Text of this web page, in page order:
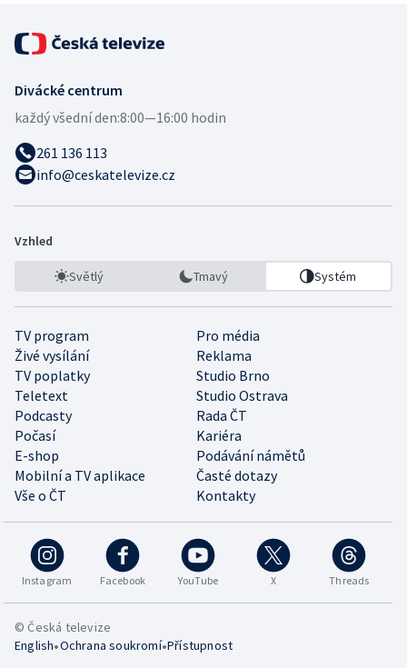
Divácké centrum
každý všední den:8:00—16:00 hodin
261 136 113
info@ceskatelevize.cz
Vzhled
Světlý Tmavý Systém
TV program
Pro média
Živé vysílání
Reklama
TV poplatky
Studio Brno
Teletext
Studio Ostrava
Podcasty
Rada ČT
Počasí
Kariéra
E-shop
Podávání námětů
Mobilní a TV aplikace
Časté dotazy
Vše o ČT
Kontakty
Instagram Facebook YouTube X Threads
© Česká televize
English•Ochrana soukromí•Přístupnost